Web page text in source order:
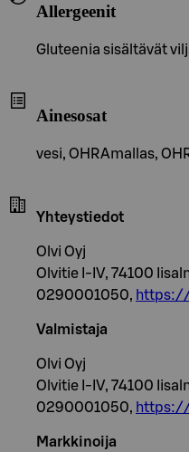
Allergeenit
Gluteenia sisältävät
Ainesosat
vesi, OHRAmallas,
Yhteystiedot
Olvi Oyj
Olvitie I-IV, 74100
0290001050,
Valmistaja
Olvi Oyj
Olvitie I-IV, 74100
0290001050,
Markkinoija